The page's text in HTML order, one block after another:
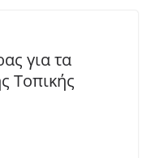
για τα
Τοπικής